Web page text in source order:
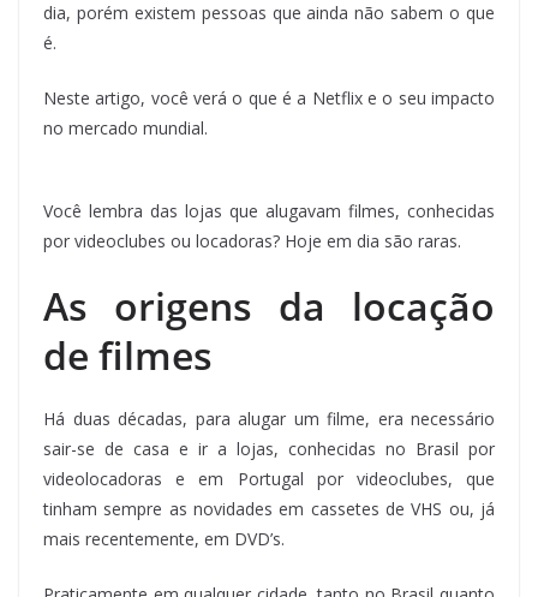
dia, porém existem pessoas que ainda não sabem o que
é.
Neste artigo, você verá o que é a Netflix e o seu impacto
no mercado mundial.
Você lembra das lojas que alugavam filmes, conhecidas
por videoclubes ou locadoras? Hoje em dia são raras.
As origens da locação
de filmes
Há duas décadas, para alugar um filme, era necessário
sair-se de casa e ir a lojas, conhecidas no Brasil por
videolocadoras e em Portugal por videoclubes, que
tinham sempre as novidades em cassetes de VHS ou, já
mais recentemente, em DVD’s.